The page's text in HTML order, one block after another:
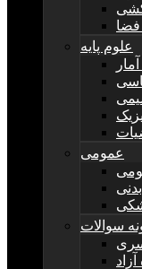
فضا
علوم پایه
عمومی
سوالات